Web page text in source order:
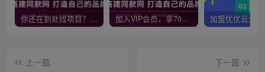
你还在到处找项目？还在当韭菜？我靠网创资源站一个月收入5万+，曾经我也是个失败者。 加入VIP会员，享70%的推广提成，免费学习多种网上创业课程，菜鸟秒变大神！
上一篇
下一篇